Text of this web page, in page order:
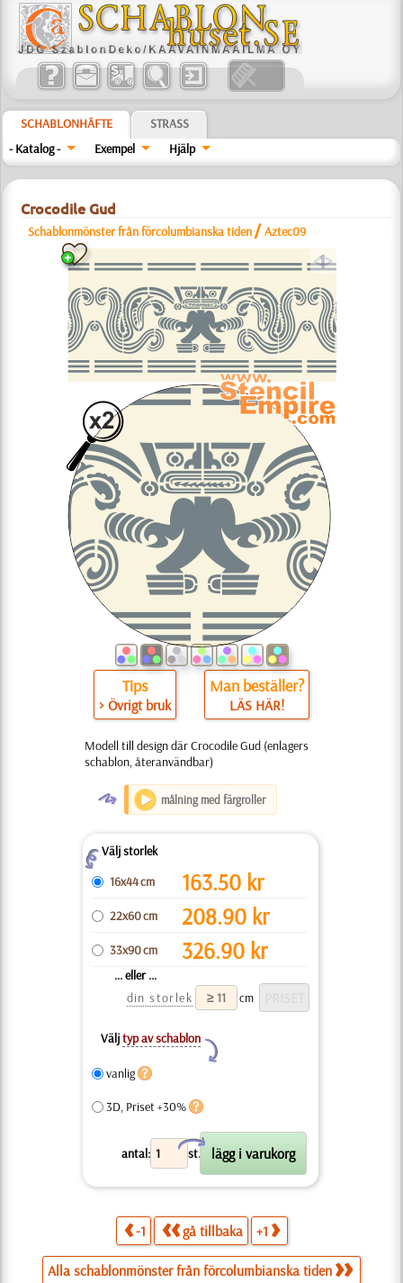
SCHABLONHÄFTE
STRASS
- Katalog -
Exempel Hjälp
Crocodile Gud
Schablonmönster från förcolumbianska tiden /Aztec09
a
Tips
> Övrigt bruk
Man beställer?
LÄS HÄR!
Modell till design där Crocodile Gud (enlagers
schablon, återanvändbar)
O målning med färgroller
ZVälj storlek
16x44 cm
163.50 kr
22x60 cm 208.90 kr
33x90 cm 326.90 kr
... eller ...
din storlek
cm
Väljtyp av schablon
Y
vanlig
3D, Priset +30%
antal: st.
X
-1 gå tillbaka +1
Alla schablonmönster från förcolumbianska tiden